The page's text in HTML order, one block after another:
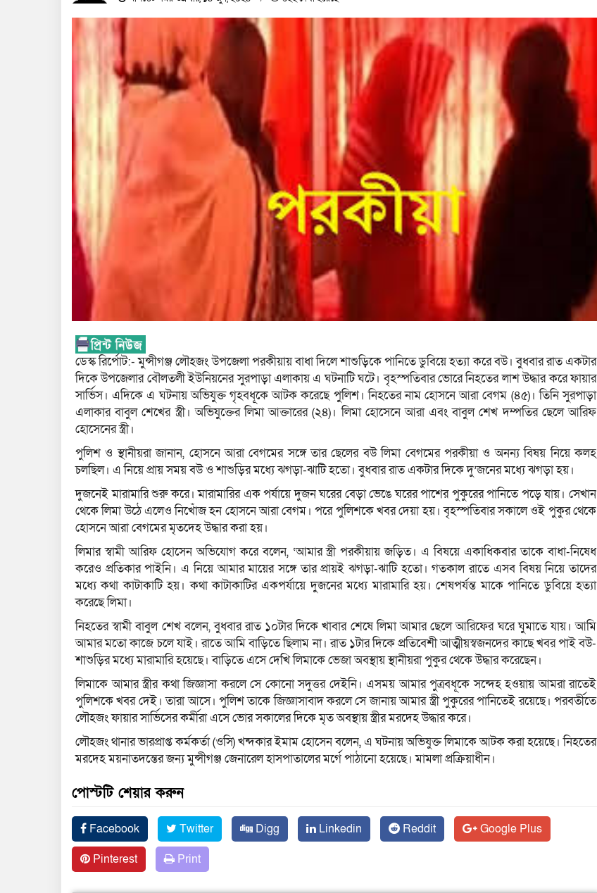
ডেস্ক রির্পোট:- মুন্সীগঞ্জ লৌহজং উপজেলা পরকীয়ায় বাধা দিলে শাশুড়িকে পানিতে ডুবিয়ে হত্যা করে বউ। বুধবার রাত একটার
দিকে উপজেলার বৌলতলী ইউনিয়নের সুরপাড়া এলাকায় এ ঘটনাটি ঘটে। বৃহস্পতিবার ভোরে নিহতের লাশ উদ্ধার করে ফায়ার
সার্ভিস। এদিকে এ ঘটনায় অভিযুক্ত গৃহবধূকে আটক করেছে পুলিশ। নিহতের নাম হোসনে আরা বেগম (৪৫)। তিনি সুরপাড়া
এলাকার বাবুল শেখের স্ত্রী। অভিযুক্তের লিমা আক্তারের (২৪)। লিমা হোসেনে আরা এবং বাবুল শেখ দম্পতির ছেলে আরিফ
হোসেনের স্ত্রী।
পুলিশ ও স্থানীয়রা জানান, হোসনে আরা বেগমের সঙ্গে তার ছেলের বউ লিমা বেগমের পরকীয়া ও অনন্য বিষয় নিয়ে কলহ
চলছিল। এ নিয়ে প্রায় সময় বউ ও শাশুড়ির মধ্যে ঝগড়া-ঝাটি হতো। বুধবার রাত একটার দিকে দু’জনের মধ্যে ঝগড়া হয়।
দুজনেই মারামারি শুরু করে। মারামারির এক পর্যায়ে দুজন ঘরের বেড়া ভেঙে ঘরের পাশের পুকুরের পানিতে পড়ে যায়। সেখান
থেকে লিমা উঠে এলেও নিখোঁজ হন হোসনে আরা বেগম। পরে পুলিশকে খবর দেয়া হয়। বৃহস্পতিবার সকালে ওই পুকুর থেকে
হোসনে আরা বেগমের মৃতদেহ উদ্ধার করা হয়।
লিমার স্বামী আরিফ হোসেন অভিযোগ করে বলেন, ‘আমার স্ত্রী পরকীয়ায় জড়িত। এ বিষয়ে একাধিকবার তাকে বাধা-নিষেধ
করেও প্রতিকার পাইনি। এ নিয়ে আমার মায়ের সঙ্গে তার প্রায়ই ঝগড়া-ঝাটি হতো। গতকাল রাতে এসব বিষয় নিয়ে তাদের
মধ্যে কথা কাটাকাটি হয়। কথা কাটাকাটির একপর্যায়ে দুজনের মধ্যে মারামারি হয়। শেষপর্যন্ত মাকে পানিতে ডুবিয়ে হত্যা
করেছে লিমা।
নিহতের স্বামী বাবুল শেখ বলেন, বুধবার রাত ১০টার দিকে খাবার শেষে লিমা আমার ছেলে আরিফের ঘরে ঘুমাতে যায়। আমি
আমার মতো কাজে চলে যাই। রাতে আমি বাড়িতে ছিলাম না। রাত ১টার দিকে প্রতিবেশী আত্মীয়স্বজনদের কাছে খবর পাই বউ-
শাশুড়ির মধ্যে মারামারি হয়েছে। বাড়িতে এসে দেখি লিমাকে ভেজা অবস্থায় স্থানীয়রা পুকুর থেকে উদ্ধার করেছেন।
লিমাকে আমার স্ত্রীর কথা জিজ্ঞাসা করলে সে কোনো সদুত্তর দেইনি। এসময় আমার পুত্রবধূকে সন্দেহ হওয়ায় আমরা রাতেই
পুলিশকে খবর দেই। তারা আসে। পুলিশ তাকে জিজ্ঞাসাবাদ করলে সে জানায় আমার স্ত্রী পুকুরের পানিতেই রয়েছে। পরবর্তীতে
লৌহজং ফায়ার সার্ভিসের কর্মীরা এসে ভোর সকালের দিকে মৃত অবস্থায় স্ত্রীর মরদেহ উদ্ধার করে।
লৌহজং থানার ভারপ্রাপ্ত কর্মকর্তা (ওসি) খন্দকার ইমাম হোসেন বলেন, এ ঘটনায় অভিযুক্ত লিমাকে আটক করা হয়েছে। নিহতের
মরদেহ ময়নাতদন্তের জন্য মুন্সীগঞ্জ জেনারেল হাসপাতালের মর্গে পাঠানো হয়েছে। মামলা প্রক্রিয়াধীন।
পোস্টটি শেয়ার করুন
Facebook Twitter Digg Linkedin Reddit
Google Plus
Pinterest
Print